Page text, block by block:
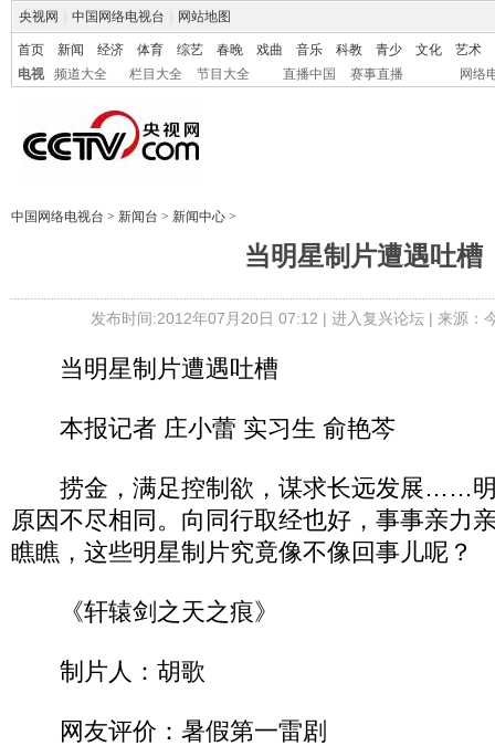
央视网 中国网络电视台 网站地图
首页 新闻 经济 体育 综艺 春晚 戏曲 音乐 科教 青少 文化
艺术
电视
频道大全 栏目大全 节目大全 直播中国 赛事直播 网络
中国网络电视台 > 新闻台 > 新闻中心 >
当明星制片遭遇吐槽
发布时间:2012年07月20日 07:12 | 进入复兴论坛| 来源：
当明星制片遭遇吐槽
本报记者 庄小蕾 实习生 俞艳芩
捞金，满足控制欲，谋求长远发展……明
原因不尽相同。向同行取经也好，事事亲力
瞧瞧，这些明星制片究竟像不像回事儿呢？
《轩辕剑之天之痕》
制片人：胡歌
网友评价：暑假第一雷剧